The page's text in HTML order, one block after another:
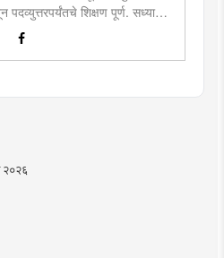
पदव्युत्तरपर्यंतचे शिक्षण पूर्ण. सध्या
उपसंपादक म्हणून कार्यरत. लिखाण,
आवड.लिवोग्राफी भाषाशैलीत विशेष